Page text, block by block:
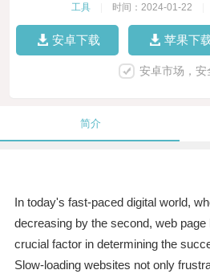
工具 时间：2024-01-22
安卓下载 苹果下
安卓市场，安
简介
In today's fast-paced digital world,
decreasing by the second, web
crucial factor in determining the
Slow-loading websites not only